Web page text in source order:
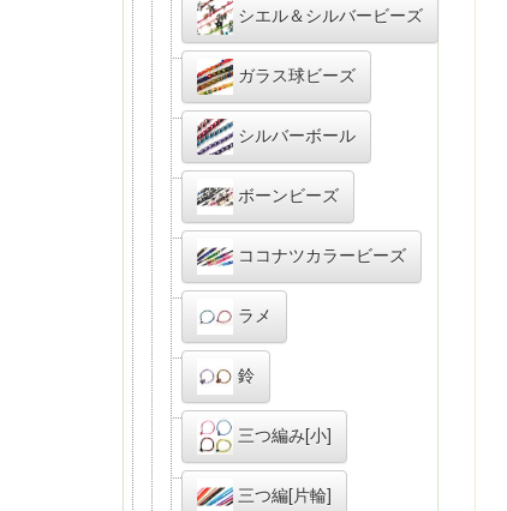
シエル＆シルバービーズ
ガラス球ビーズ
シルバーボール
ボーンビーズ
ココナツカラービーズ
ラメ
鈴
三つ編み[小]
三つ編[片輪]